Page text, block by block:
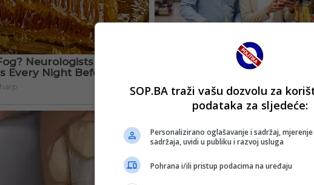
SOP.BA traži vašu dozvolu za
podataka za sljedeće:
Personalizirano oglašavanje i sadržaj,
sadržaja, uvidi u publiku i razvoj usluga
Pohrana i/ili pristup podacima na uređaju